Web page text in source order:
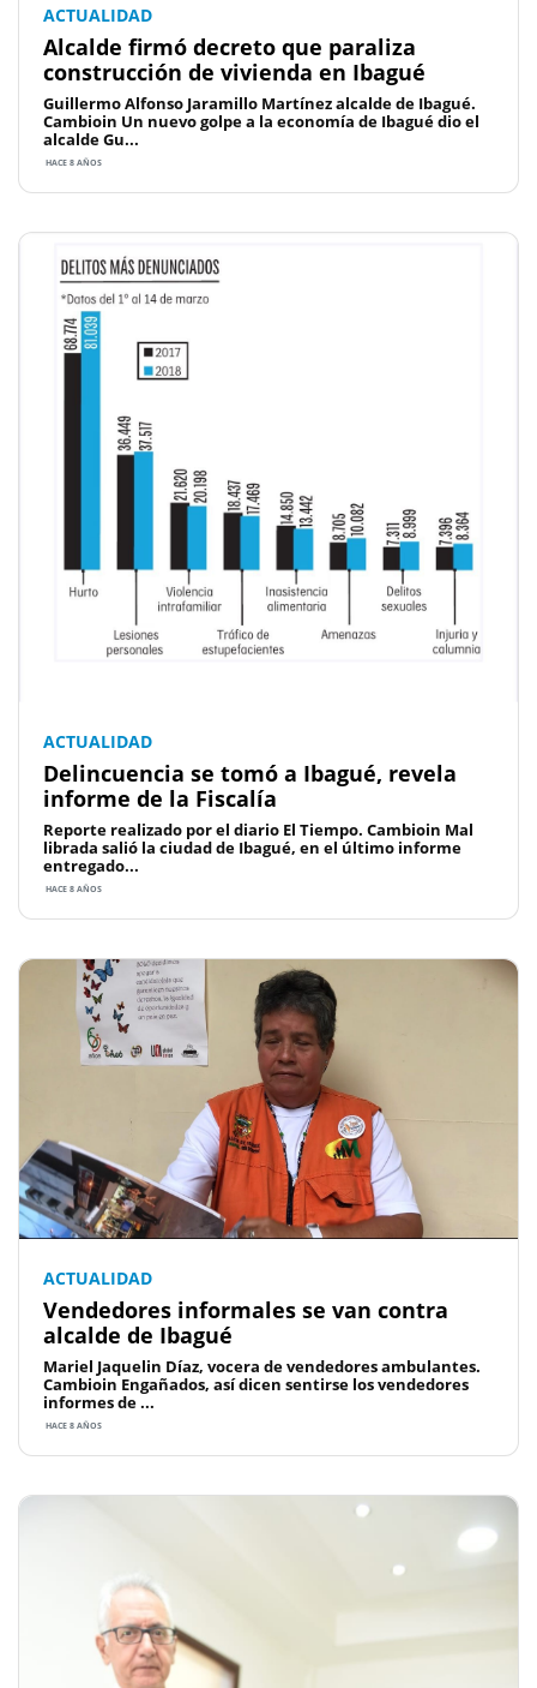
ACTUALIDAD
Alcalde firmó decreto que paraliza
construcción de vivienda en Ibagué
Guillermo Alfonso Jaramillo Martínez alcalde de Ibagué.
Cambioin Un nuevo golpe a la economía de Ibagué dio el
alcalde Gu...
HACE 8 AÑOS
ACTUALIDAD
Delincuencia se tomó a Ibagué, revela
informe de la Fiscalía
Reporte realizado por el diario El Tiempo. Cambioin Mal
librada salió la ciudad de Ibagué, en el último informe
entregado...
HACE 8 AÑOS
ACTUALIDAD
Vendedores informales se van contra
alcalde de Ibagué
Mariel Jaquelin Díaz, vocera de vendedores ambulantes.
Cambioin Engañados, así dicen sentirse los vendedores
informes de ...
HACE 8 AÑOS